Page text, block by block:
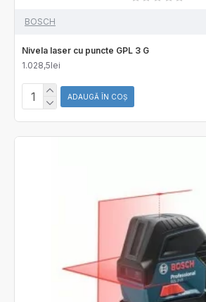
BOSCH
Nivela laser cu puncte GPL 3 G
1.028,5lei
ADAUGĂ ÎN COŞ